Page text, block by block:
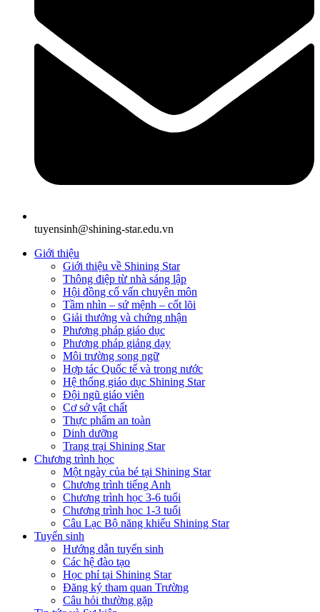
tuyensinh@shining-star.edu.vn
Giới thiệu
Giới thiệu về Shining Star
Thông điệp từ nhà sáng lập
Hội đồng cố vấn chuyên môn
Tầm nhìn – sứ mệnh – cốt lõi
Giải thưởng và chứng nhận
Phương pháp giáo dục
Phương pháp giảng dạy
Môi trường song ngữ
Hợp tác Quốc tế và trong nước
Hệ thống giáo dục Shining Star
Đội ngũ giáo viên
Cơ sở vật chất
Thực phẩm an toàn
Dinh dưỡng
Trang trại Shining Star
Chương trình học
Một ngày của bé tại Shining Star
Chương trình tiếng Anh
Chương trình học 3-6 tuổi
Chương trình học 1-3 tuổi
Câu Lạc Bộ năng khiếu Shining Star
Tuyển sinh
Hướng dẫn tuyển sinh
Các hệ đào tạo
Học phí tại Shining Star
Đăng ký tham quan Trường
Câu hỏi thường gặp